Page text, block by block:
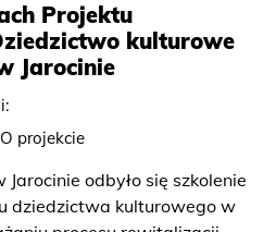
Projektu
kulturowe
Jarocinie
O projekcie
odbyło się szkolenie
dziedzictwa kulturowego w